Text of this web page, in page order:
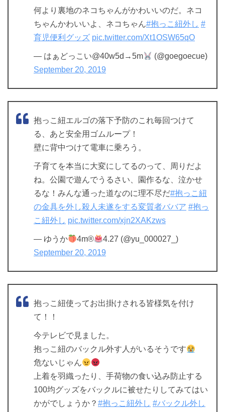
何より裏地のネコちゃんがかわいいのだ。ネコ
ちゃんかわいいよ、ネコちゃん#抱っこ紐外し #
育児便利グッズ pic.twitter.com/Xt1OSW65qO
— はぁどっこい@40w5d→5m
(@goegoecue)
September 20, 2019
抱っこ紐エルゴの落下予防のこれ毎回つけて
る、あと安全用ゴムループ！
壁に背中つけて電車に乗ろう。
子育てを本当に大変にしてるのって、周りだよ
ね。公園で遊んでうるさい、園作るな、泣かせ
るな！みんな通った道なのに理不尽だ#抱っこ紐
の金具を外し殺人未遂をする変質者ババア #抱っ
こ紐外し pic.twitter.com/xjn2XAKzws
— ゆうか 4m®
4.27 (@yu_000027_)
September 20, 2019
抱っこ紐使ってお出掛けされる皆様気を付け
て！！
今テレビで見ました。
抱っこ紐のバックル外す人がいるそうです
危ないじゃん
上着を羽織ったり、手荷物の食い込み防止する
100均グッズをバックルに被せたりしてみてはい
かがでしょうか？ #抱っこ紐外し #バックル外し